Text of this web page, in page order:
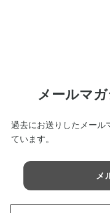
メールマ
過去にお送りしたメール
ています。
メ